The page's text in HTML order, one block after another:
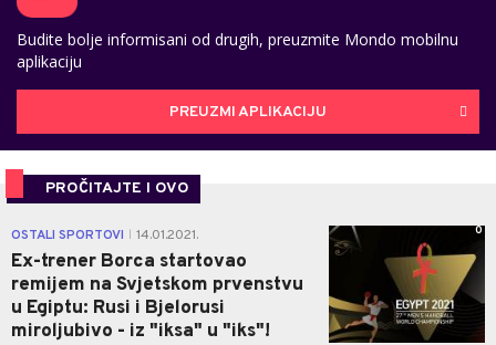
Budite bolje informisani od drugih, preuzmite Mondo mobilnu
aplikaciju
PREUZMI APLIKACIJU
PROČITAJTE I OVO
OSTALI SPORTOVI 14.01.2021.
Ex-trener Borca startovao
remijem na Svjetskom prvenstvu
u Egiptu: Rusi i Bjelorusi
miroljubivo - iz "iksa" u "iks"!
0